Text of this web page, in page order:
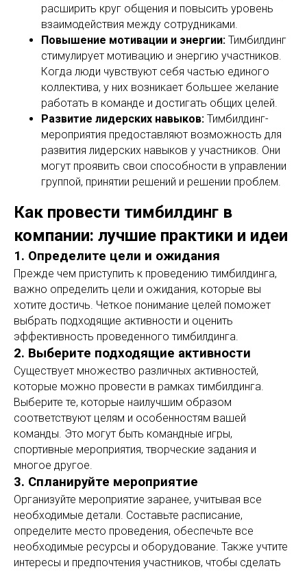
расширить круг общения и повысить уровень
взаимодействия между сотрудниками.
Повышение мотивации и энергии: Тимбилдинг
стимулирует мотивацию и энергию участников.
Когда люди чувствуют себя частью единого
коллектива, у них возникает большее желание
работать в команде и достигать общих целей.
Развитие лидерских навыков: Тимбилдинг-
мероприятия предоставляют возможность для
развития лидерских навыков у участников. Они
могут проявить свои способности в управлении
группой, принятии решений и решении проблем.
Как провести тимбилдинг в
компании: лучшие практики и идеи
1. Определите цели и ожидания
Прежде чем приступить к проведению тимбилдинга,
важно определить цели и ожидания, которые вы
хотите достичь. Четкое понимание целей поможет
выбрать подходящие активности и оценить
эффективность проведенного тимбилдинга.
2. Выберите подходящие активности
Существует множество различных активностей,
которые можно провести в рамках тимбилдинга.
Выберите те, которые наилучшим образом
соответствуют целям и особенностям вашей
команды. Это могут быть командные игры,
спортивные мероприятия, творческие задания и
многое другое.
3. Спланируйте мероприятие
Организуйте мероприятие заранее, учитывая все
необходимые детали. Составьте расписание,
определите место проведения, обеспечьте все
необходимые ресурсы и оборудование. Также учтите
интересы и предпочтения участников, чтобы сделать